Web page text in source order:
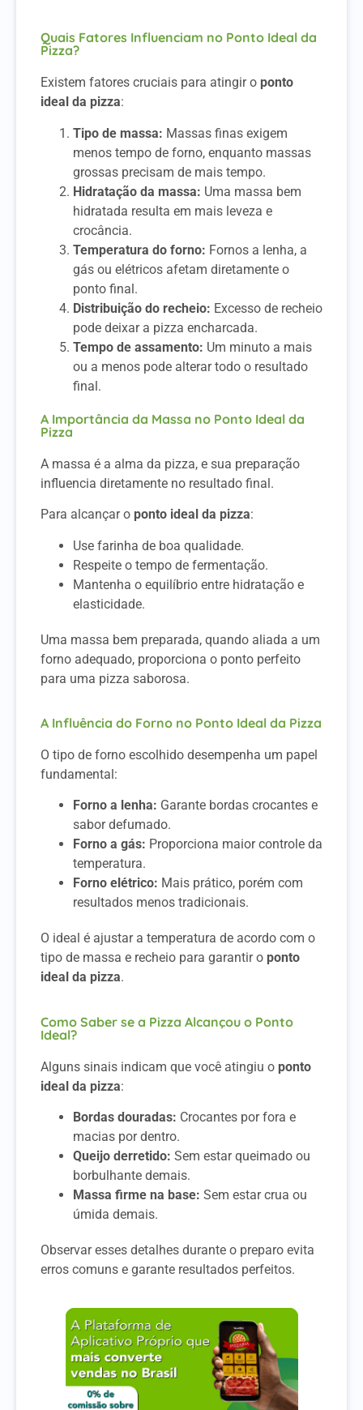
Quais Fatores Influenciam no Ponto Ideal da
Pizza?
Existem fatores cruciais para atingir o ponto
ideal da pizza:
Tipo de massa: Massas finas exigem
menos tempo de forno, enquanto massas
grossas precisam de mais tempo.
Hidratação da massa: Uma massa bem
hidratada resulta em mais leveza e
crocância.
Temperatura do forno: Fornos a lenha, a
gás ou elétricos afetam diretamente o
ponto final.
Distribuição do recheio: Excesso de recheio
pode deixar a pizza encharcada.
Tempo de assamento: Um minuto a mais
ou a menos pode alterar todo o resultado
final.
A Importância da Massa no Ponto Ideal da
Pizza
A massa é a alma da pizza, e sua preparação
influencia diretamente no resultado final.
Para alcançar o ponto ideal da pizza:
Use farinha de boa qualidade.
Respeite o tempo de fermentação.
Mantenha o equilíbrio entre hidratação e
elasticidade.
Uma massa bem preparada, quando aliada a um
forno adequado, proporciona o ponto perfeito
para uma pizza saborosa.
A Influência do Forno no Ponto Ideal da Pizza
O tipo de forno escolhido desempenha um papel
fundamental:
Forno a lenha: Garante bordas crocantes e
sabor defumado.
Forno a gás: Proporciona maior controle da
temperatura.
Forno elétrico: Mais prático, porém com
resultados menos tradicionais.
O ideal é ajustar a temperatura de acordo com o
tipo de massa e recheio para garantir o ponto
ideal da pizza.
Como Saber se a Pizza Alcançou o Ponto
Ideal?
Alguns sinais indicam que você atingiu o ponto
ideal da pizza:
Bordas douradas: Crocantes por fora e
macias por dentro.
Queijo derretido: Sem estar queimado ou
borbulhante demais.
Massa firme na base: Sem estar crua ou
úmida demais.
Observar esses detalhes durante o preparo evita
erros comuns e garante resultados perfeitos.